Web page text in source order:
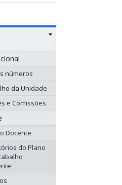
números
da Unidade
e Comissões
Docente
do Plano